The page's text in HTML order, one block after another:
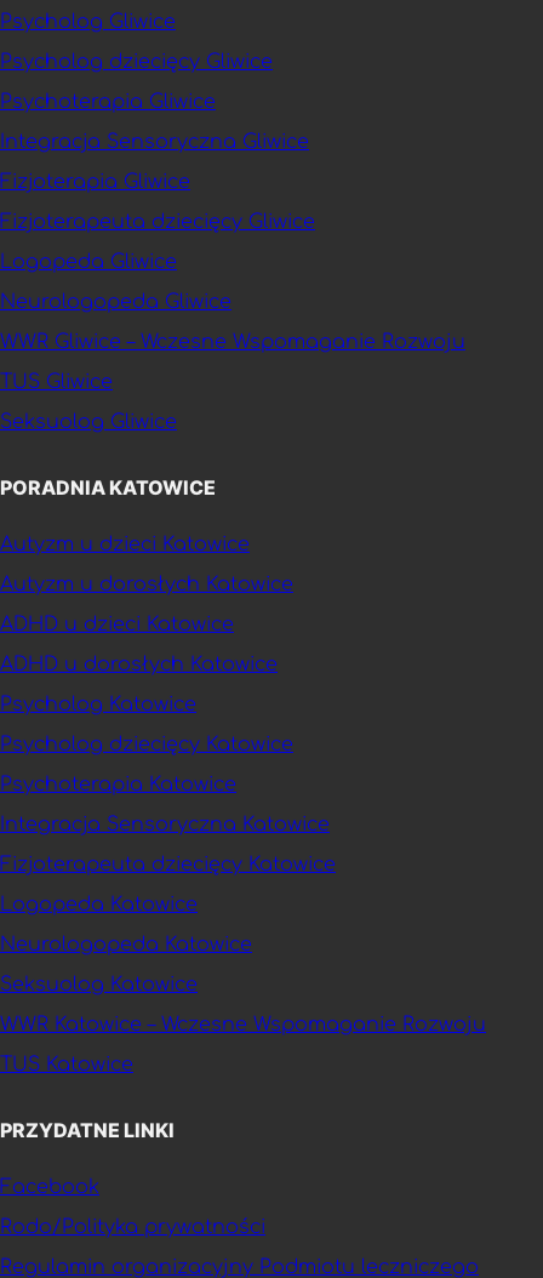
Psycholog Gliwice
Psycholog dziecięcy Gliwice
Psychoterapia Gliwice
Integracja Sensoryczna Gliwice
Fizjoterapia Gliwice
Fizjoterapeuta dziecięcy Gliwice
Logopeda Gliwice
Neurologopeda Gliwice
WWR Gliwice – Wczesne Wspomaganie Rozwoju
TUS Gliwice
Seksuolog Gliwice
PORADNIA KATOWICE
Autyzm u dzieci Katowice
Autyzm u dorosłych Katowice
ADHD u dzieci Katowice
ADHD u dorosłych Katowice
Psycholog Katowice
Psycholog dziecięcy Katowice
Psychoterapia Katowice
Integracja Sensoryczna Katowice
Fizjoterapeuta dziecięcy Katowice
Logopeda Katowice
Neurologopeda Katowice
Seksuolog Katowice
WWR Katowice – Wczesne Wspomaganie Rozwoju
TUS Katowice
PRZYDATNE LINKI
Facebook
Rodo/Polityka prywatności
Regulamin organizacyjny Podmiotu leczniczego